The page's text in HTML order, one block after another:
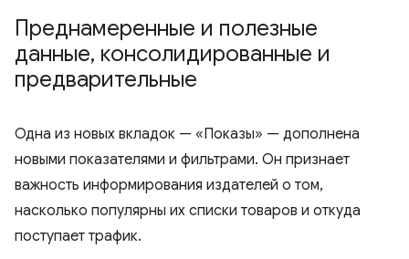
Преднамеренные и полезные
данные, консолидированные и
предварительные
Одна из новых вкладок — «Показы» — дополнена
новыми показателями и фильтрами. Он признает
важность информирования издателей о том,
насколько популярны их списки товаров и откуда
поступает трафик.